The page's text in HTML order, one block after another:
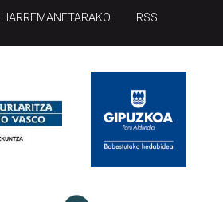
HARREMANETARAKO RSS